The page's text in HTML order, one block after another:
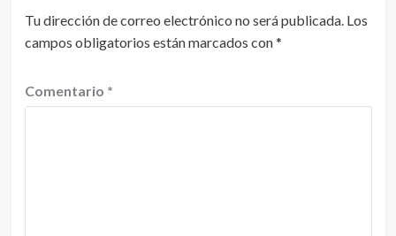
Tu dirección de correo electrónico no será publicada. Los
campos obligatorios están marcados con*
Comentario *